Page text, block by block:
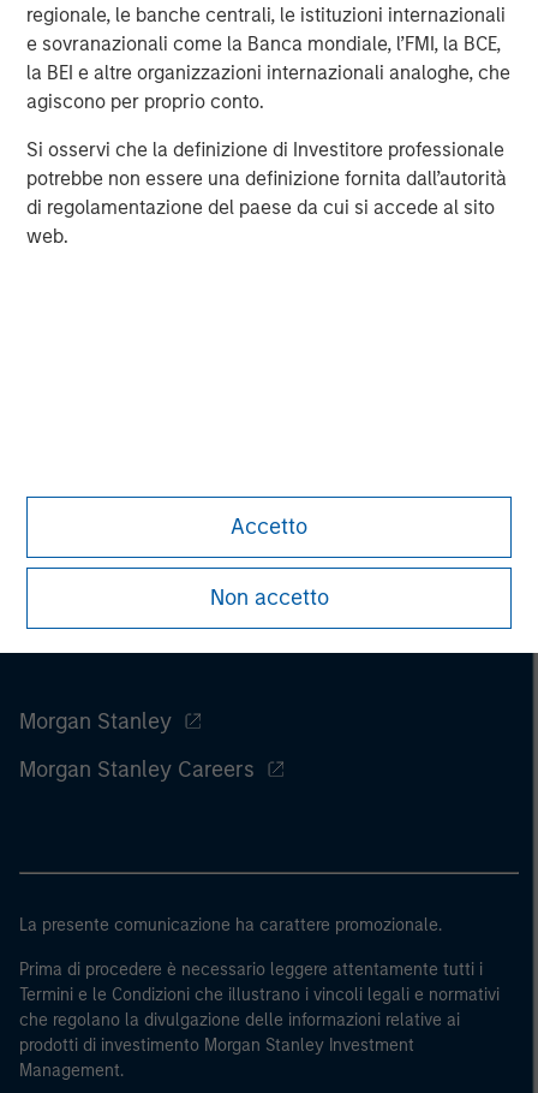
regionale, le banche centrali, le istituzioni internazionali
e sovranazionali come la Banca mondiale, l’FMI, la BCE,
la BEI e altre organizzazioni internazionali analoghe, che
agiscono per proprio conto.
Si osservi che la definizione di Investitore professionale
potrebbe non essere una definizione fornita dall’autorità
di regolamentazione del paese da cui si accede al sito
web.
Accetto
Non accetto
MSIM Spokesperson
Vikram Raju
Morgan Stanley
Morgan Stanley Careers
La presente comunicazione ha carattere promozionale.
Prima di procedere è necessario leggere attentamente tutti i
Termini e le Condizioni che illustrano i vincoli legali e normativi
che regolano la divulgazione delle informazioni relative ai
prodotti di investimento Morgan Stanley Investment
Management.